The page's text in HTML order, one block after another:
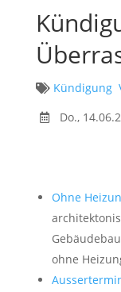
Kündigung
Do.,
Ohne
ohne